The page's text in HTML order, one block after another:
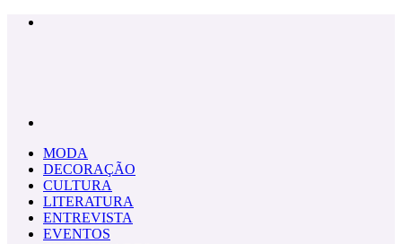
MODA
DECORAÇÃO
CULTURA
LITERATURA
ENTREVISTA
EVENTOS